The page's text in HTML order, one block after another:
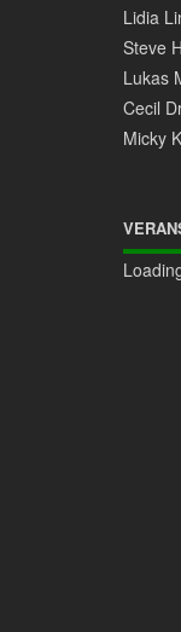
Lidia
Steve
Lukas
Cecil
Micky